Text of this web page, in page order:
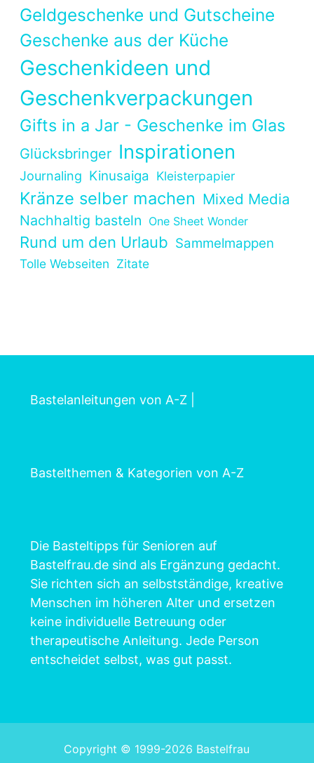
Geldgeschenke und Gutscheine
Geschenke aus der Küche
Geschenkideen und
Geschenkverpackungen
Gifts in a Jar - Geschenke im Glas
Glücksbringer Inspirationen
Journaling Kinusaiga Kleisterpapier
Kränze selber machen Mixed Media
Nachhaltig basteln One Sheet Wonder
Rund um den Urlaub Sammelmappen
Tolle Webseiten Zitate
Bastelanleitungen von A-Z
Bastelthemen & Kategorien von A-Z
Die Basteltipps für Senioren auf
Bastelfrau.de sind als Ergänzung gedacht.
Sie richten sich an selbstständige, kreative
Menschen im höheren Alter und ersetzen
keine individuelle Betreuung oder
therapeutische Anleitung. Jede Person
entscheidet selbst, was gut passt.
Copyright © 1999-2026 Bastelfrau